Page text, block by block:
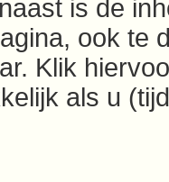
is de
ook te
Klik
als u